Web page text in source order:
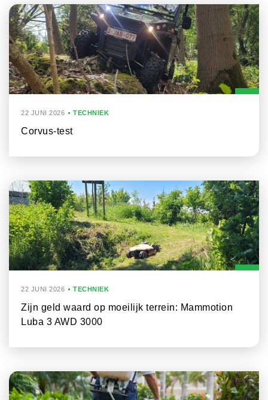
22 JUNI 2026 TECHNIEK
Corvus-test
22 JUNI 2026 TECHNIEK
Zijn geld waard op moeilijk terrein: Mammotion
Luba 3 AWD 3000